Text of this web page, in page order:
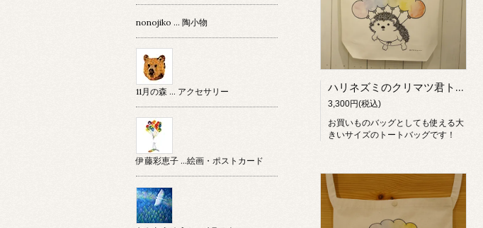
ハリネズミのクリマツ君トートバッグ(風船2)【イワモトシューヘー】
3,300円(税込)
お買いものバッグとしても使える大
きいサイズのトートバッグです！
nonojiko ... 陶小物
11月の森 … アクセサリー
伊藤彩恵子 …絵画・ポストカード